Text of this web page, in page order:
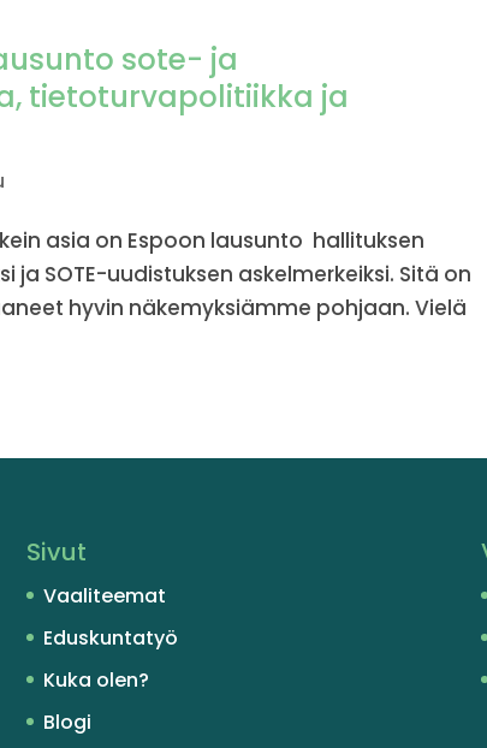
sote- ja
tietoturvapolitiikka ja
asia on Espoon lausunto hallituksen
SOTE-uudistuksen askelmerkeiksi. Sitä on
hyvin näkemyksiämme pohjaan. Vielä
Sivut
Vaaliteemat
Eduskuntatyö
Kuka olen?
Blogi